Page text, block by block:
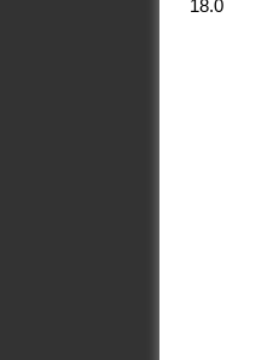
18.0